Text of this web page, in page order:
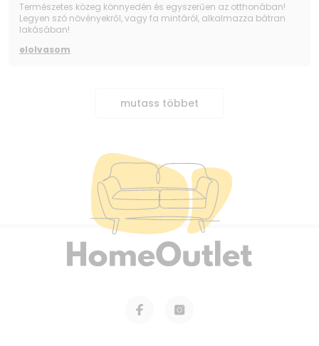
Természetes közeg könnyedén és egyszerűen az otthonában!
Legyen szó növényekről, vagy fa mintáról, alkalmazza bátran
lakásában!
elolvasom
mutass többet